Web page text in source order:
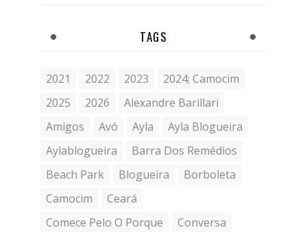
TAGS
2021 2022 2023
2024; Camocim
2025
2026
Alexandre Barillari
Amigos
Avó Ayla
Ayla Blogueira
Aylablogueira
Barra Dos Remédios
Beach Park
Blogueira
Borboleta
Camocim
Ceará
Comece Pelo O Porque
Conversa